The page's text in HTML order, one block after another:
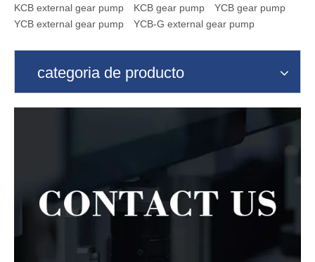
KCB external gear pump KCB gear pump
YCB gear pump
YCB external gear pump
YCB-G external gear pump
categoria de producto